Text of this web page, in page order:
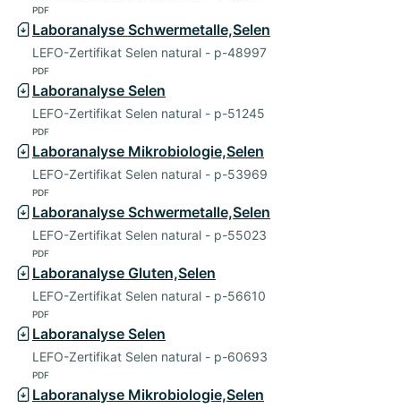
PDF
Laboranalyse Schwermetalle,Selen
LEFO-Zertifikat Selen natural - p-48997
PDF
Laboranalyse Selen
LEFO-Zertifikat Selen natural - p-51245
PDF
Laboranalyse Mikrobiologie,Selen
LEFO-Zertifikat Selen natural - p-53969
PDF
Laboranalyse Schwermetalle,Selen
LEFO-Zertifikat Selen natural - p-55023
PDF
Laboranalyse Gluten,Selen
LEFO-Zertifikat Selen natural - p-56610
PDF
Laboranalyse Selen
LEFO-Zertifikat Selen natural - p-60693
PDF
Laboranalyse Mikrobiologie,Selen